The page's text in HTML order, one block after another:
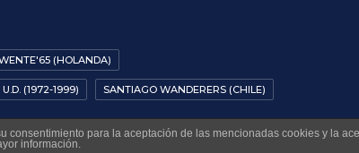
(HOLANDA)
(1972-1999) SANTIAGO WANDERERS (CHILE)
para la aceptación de las mencionadas cookies y la
información.